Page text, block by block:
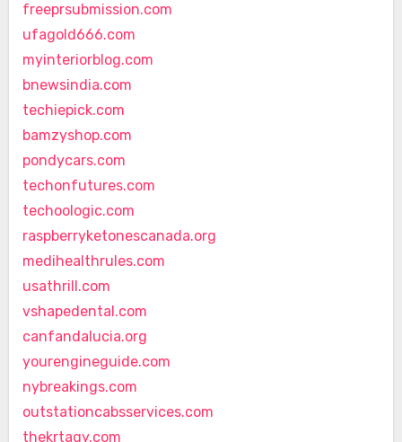
freeprsubmission.com
ufagold666.com
myinteriorblog.com
bnewsindia.com
techiepick.com
bamzyshop.com
pondycars.com
techonfutures.com
techoologic.com
raspberryketonescanada.org
medihealthrules.com
usathrill.com
vshapedental.com
canfandalucia.org
yourengineguide.com
nybreakings.com
outstationcabsservices.com
thekrtagy.com